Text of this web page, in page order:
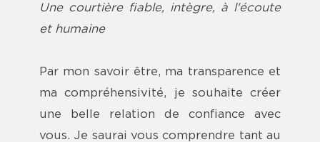
Une courtière fiable, intègre, à l'écoute
et humaine
Par mon savoir être, ma transparence et
ma compréhensivité, je souhaite créer
une belle relation de confiance avec
vous. Je saurai vous comprendre tant au